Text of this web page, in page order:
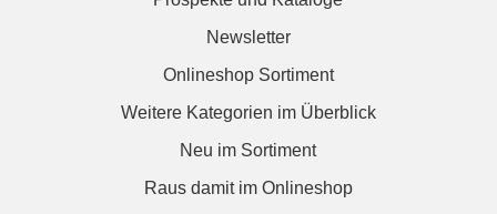
Newsletter
Onlineshop Sortiment
Weitere Kategorien im Überblick
Neu im Sortiment
Raus damit im Onlineshop